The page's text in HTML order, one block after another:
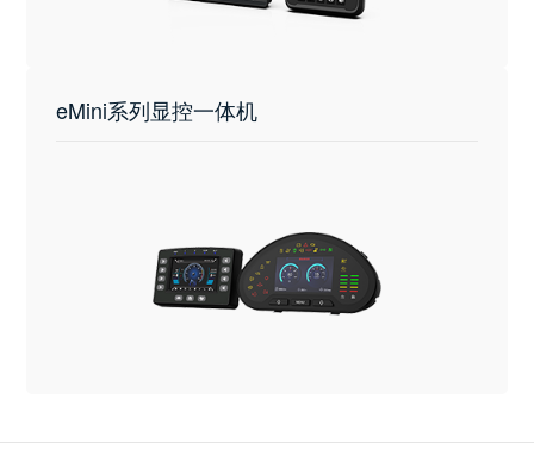
eMini系列显控一体机